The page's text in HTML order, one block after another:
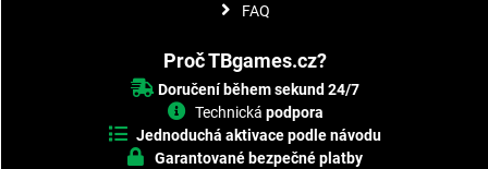
FAQ
Proč TBgames.cz?
Doručení během sekund 24/7
Technická podpora
Jednoduchá aktivace podle návodu
Garantované bezpečné platby